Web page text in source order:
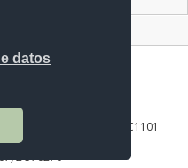
datos
∙ Código Postal: EC1101
2 570270